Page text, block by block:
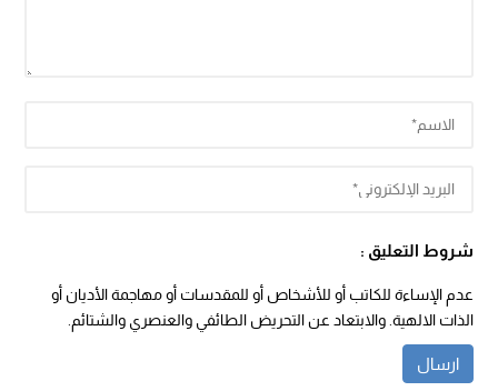
شروط التعليق :
عدم الإساءة للكاتب أو للأشخاص أو للمقدسات أو مهاجمة الأديان أو
الذات الالهية. والابتعاد عن التحريض الطائفي والعنصري والشتائم.